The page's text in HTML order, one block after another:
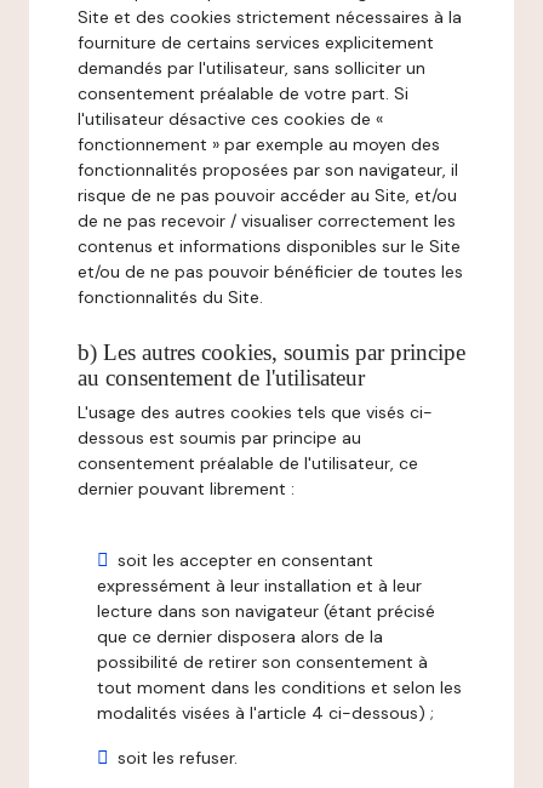
Site et des cookies strictement nécessaires à la
fourniture de certains services explicitement
demandés par l'utilisateur, sans solliciter un
consentement préalable de votre part. Si
l'utilisateur désactive ces cookies de «
fonctionnement » par exemple au moyen des
fonctionnalités proposées par son navigateur, il
risque de ne pas pouvoir accéder au Site, et/ou
de ne pas recevoir / visualiser correctement les
contenus et informations disponibles sur le Site
et/ou de ne pas pouvoir bénéficier de toutes les
fonctionnalités du Site.
b) Les autres cookies, soumis par principe
au consentement de l'utilisateur
L'usage des autres cookies tels que visés ci-
dessous est soumis par principe au
consentement préalable de l'utilisateur, ce
dernier pouvant librement :
soit les accepter en consentant
expressément à leur installation et à leur
lecture dans son navigateur (étant précisé
que ce dernier disposera alors de la
possibilité de retirer son consentement à
tout moment dans les conditions et selon les
modalités visées à l'article 4 ci-dessous) ;
soit les refuser.